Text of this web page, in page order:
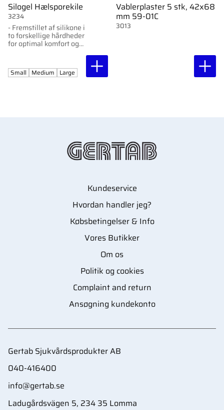
Silogel Hælsporekile
- Fremstillet af silikone i
to forskellige hårdheder
for optimal komfort og
for at lindre hælspore.-
Tyndt design, der
rengøre og vaske for
3234
Small Medium Large
Vablerplaster 5 stk, 42x68
mm 59-01C
3013
Kundeservice
Hvordan handler jeg?
Købsbetingelser & Info
Vores Butikker
Om os
Politik og cookies
Complaint and return
Ansøgning kundekonto
Gertab Sjukvårdsprodukter AB
040-416400
info@gertab.se
Ladugårdsvägen 5, 234 35 Lomma